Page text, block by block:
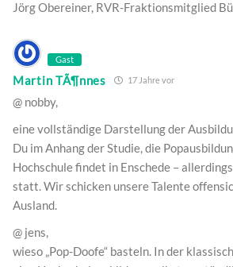
Jörg Obereiner, RVR-Fraktionsmitglied
Gast
Martin TÃ¶nnes 17 Jahre vor
@ nobby,
eine vollständige Darstellung der
Du im Anhang der Studie, die
Hochschule findet in Enschede –
statt. Wir schicken unsere Talente
Ausland.
@ jens,
wieso „Pop-Doofe“ basteln. In der